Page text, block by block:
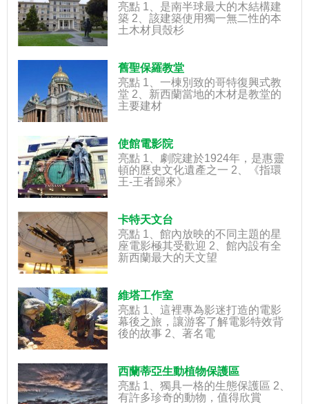
亮點 1、是南半球最大的木結構建
築 2、該建築使用獨一無二性的本
土木材貝殼杉
舊聖保羅教堂
亮點 1、一棟別致的哥特復興式教
堂 2、新西蘭當地的木材是教堂的
主要建材
使館電影院
亮點 1、劇院建於1924年，是惠靈
頓的歷史文化遺產之一 2、《指環
王-王者歸來》
卡特天文台
亮點 1、館內放映的不同主題的星
座電影極其受歡迎 2、館內設有全
新西蘭最大的天文望
維塔工作室
亮點 1、這裡專為影迷打造的電影
幕後之旅，讓游客了解電影特效背
後的故事 2、著名電
西蘭蒂亞生動植物保護區
亮點 1、獨具一格的生態保護區 2、
有許多珍奇的動物，值得欣賞